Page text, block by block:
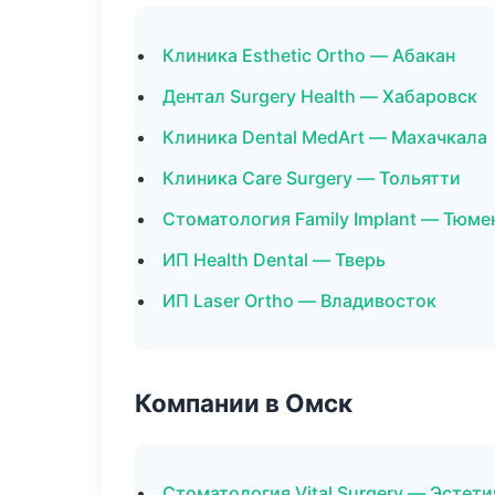
Клиника Esthetic Ortho — Абакан
Дентал Surgery Health — Хабаровск
Клиника Dental MedArt — Махачкала
Клиника Care Surgery — Тольятти
Стоматология Family Implant —
ИП Health Dental — Тверь
ИП Laser Ortho — Владивосток
Компании в Омск